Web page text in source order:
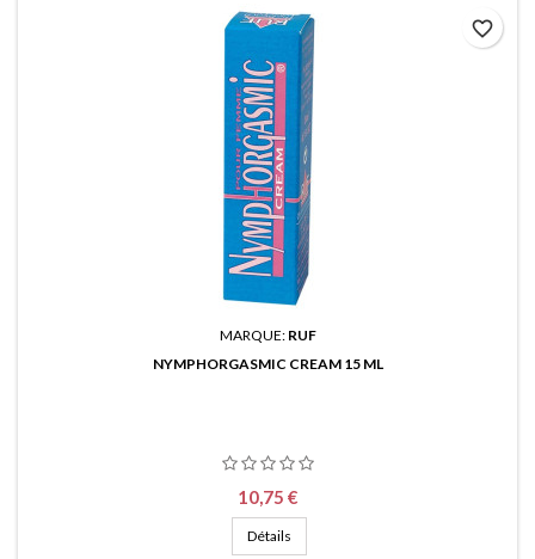
MARQUE: RUF
NYMPHORGASMIC CREAM 15 ML
Prix
10,75 €
Détails
favorite_border